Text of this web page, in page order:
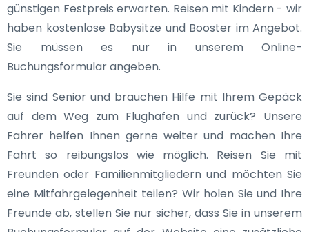
günstigen Festpreis erwarten. Reisen mit Kindern - wir
haben kostenlose Babysitze und Booster im Angebot.
Sie müssen es nur in unserem Online-
Buchungsformular angeben.
Sie sind Senior und brauchen Hilfe mit Ihrem Gepäck
auf dem Weg zum Flughafen und zurück? Unsere
Fahrer helfen Ihnen gerne weiter und machen Ihre
Fahrt so reibungslos wie möglich. Reisen Sie mit
Freunden oder Familienmitgliedern und möchten Sie
eine Mitfahrgelegenheit teilen? Wir holen Sie und Ihre
Freunde ab, stellen Sie nur sicher, dass Sie in unserem